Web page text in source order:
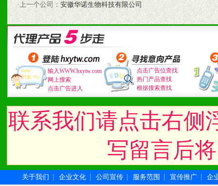
八、品牌产品
1、不断提升品牌的知名度
2、不断开创新产品不断满
化。
九、加盟优势
1、广告企划支持：产品手
品全面配赠，免费提供软
册、专柜咨询手册等各种
·上一个公司：安徽华诺生物科技有限公司
输入WWW.hxytw.com
网上搜索
点击广告进入
点击广告位查找
热门产品查找
根据搜索查找
联系我们请点击右侧
写留言后
关于我们 ┆ 企业文化 ┆ 公司宣传 ┆ 服务范围 ┆ 宣传推广 ┆ 企